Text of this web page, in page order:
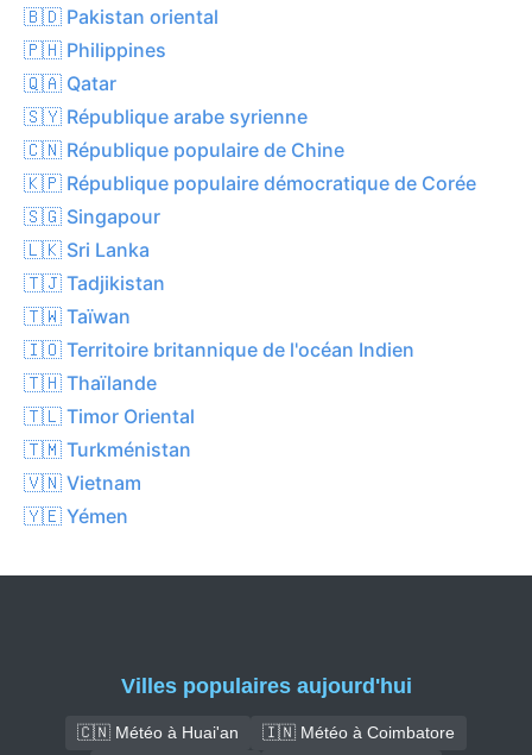
🇧🇩 Pakistan oriental
🇵🇭 Philippines
🇶🇦 Qatar
🇸🇾 République arabe syrienne
🇨🇳 République populaire de Chine
🇰🇵 République populaire démocratique de Corée
🇸🇬 Singapour
🇱🇰 Sri Lanka
🇹🇯 Tadjikistan
🇹🇼 Taïwan
🇮🇴 Territoire britannique de l'océan Indien
🇹🇭 Thaïlande
🇹🇱 Timor Oriental
🇹🇲 Turkménistan
🇻🇳 Vietnam
🇾🇪 Yémen
Villes populaires aujourd'hui
🇨🇳 Météo à Huai'an
🇮🇳 Météo à Coimbatore